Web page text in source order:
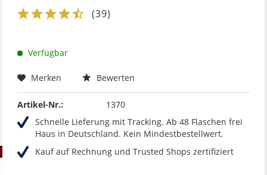
(39)
Verfügbar
Merken Bewerten
Artikel-Nr.:
1370
Schnelle Lieferung mit Tracking. Ab 48 Flaschen frei
Haus in Deutschland. Kein Mindestbestellwert.
Kauf auf Rechnung und Trusted Shops zertifiziert